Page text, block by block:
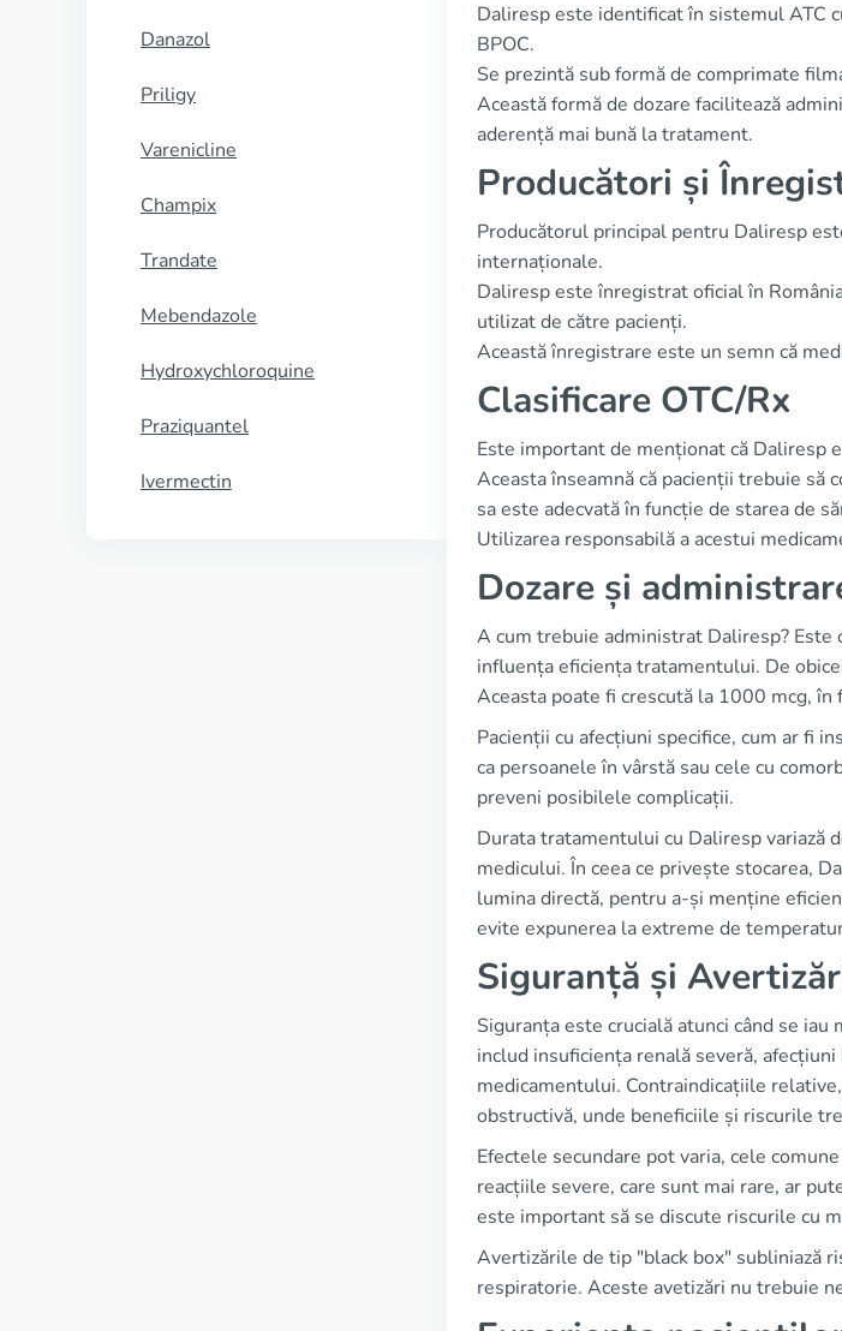
Danazol
Priligy
Varenicline
Champix
Trandate
Mebendazole
Hydroxychloroquine
Praziquantel
Ivermectin
Daliresp este identificat în sistemul ATC
BPOC.
Se prezintă sub formă de comprimate
Această formă de dozare facilitează
aderență mai bună la tratament.
Producători și
Producătorul principal pentru Daliresp
internaționale.
Daliresp este înregistrat oficial în
utilizat de către pacienți.
Această înregistrare este un semn că
Clasificare OTC/Rx
Este important de menționat că Daliresp
Aceasta înseamnă că pacienții trebuie să
sa este adecvată în funcție de starea de
Utilizarea responsabilă a acestui
Dozare și
A cum trebuie administrat Daliresp? Este
influența eficiența tratamentului. De
Aceasta poate fi crescută la 1000 mcg,
Pacienții cu afecțiuni specifice, cum ar fi
ca persoanele în vârstă sau cele cu
preveni posibilele complicații.
Durata tratamentului cu Daliresp variază
medicului. În ceea ce privește stocarea,
lumina directă, pentru a-și menține
evite expunerea la extreme de
Siguranță și
Siguranța este crucială atunci când se
includ insuficiența renală severă,
medicamentului. Contraindicațiile
obstructivă, unde beneficiile și riscurile
Efectele secundare pot varia, cele
reacțiile severe, care sunt mai rare, ar
este important să se discute riscurile cu
Avertizările de tip "black box" subliniază
respiratorie. Aceste avetizări nu trebuie